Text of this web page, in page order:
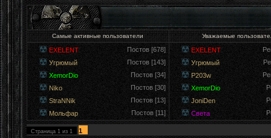
Самые активные пользователи Уважаемые
EXELENT
Постов [678]
Угрюмый
Постов [143]
XemorDio
Постов [34]
Niko
Постов [30]
StraNNik
Постов [13]
Мольфар
Постов [11]
EXELENT
Угрюмый
P203w
XemorDio
JoniDen
Света
Страница 1 из 1 1